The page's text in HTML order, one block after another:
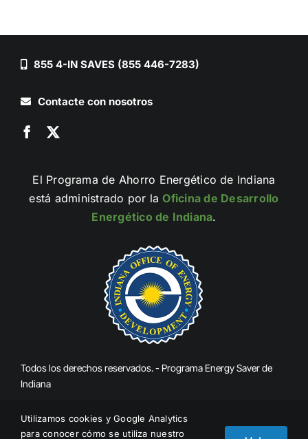
855 4-IN SAVES (855 446-7283)
Contacte con nosotros
El Programa de Ahorro Energético de Indiana
está administrado por laOficina de Desarrollo
Energético de Indiana.
Todos los derechos reservados. - Programa Energy Saver de
Indiana
Denunciar el fraude
Utilizamos cookies y Google Analytics
para conocer cómo se utiliza nuestro